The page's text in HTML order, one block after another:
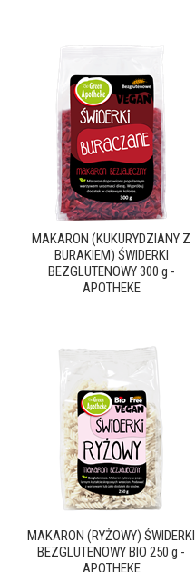
MAKARON (KUKURYDZIANY Z
BURAKIEM) ŚWIDERKI
BEZGLUTENOWY 300 g -
APOTHEKE
MAKARON (RYŻOWY) ŚWIDERKI
BEZGLUTENOWY BIO 250 g -
APOTHEKE